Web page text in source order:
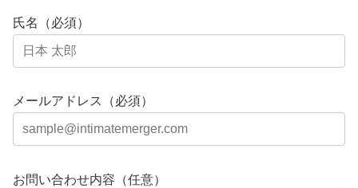
氏名（必須）
メールアドレス（必須）
お問い合わせ内容（任意）